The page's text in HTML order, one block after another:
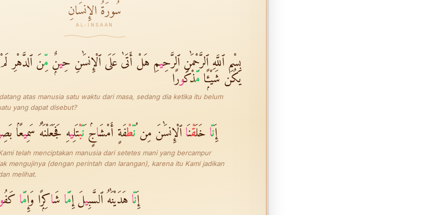
سُورَةُ الإِنسَانِ
AL-INSAAN
بِسْمِ ٱللَّهِ ٱلرَّحْمَٰنِ ٱلرَّحِيمِ هَلْ أَتَىٰ عَلَى ٱلْإِنسَٰنِ حِينٌۭ مِّنَ ٱلدَّهْرِ لَمْ
يَكُن شَيْـًۭٔا مَّذْكُورًا
atas manusia satu waktu dari masa, sedang dia ketika itu belum
yang dapat disebut?
إِنّا خَلَقْنَاٱلْإِنسَٰنَ مِننّطْفَةٍ أَمْشَاجٍۢنّبْتَلِيهِ فَجَعَلْنَٰهُ سَمِيعًۢا بَصِ
telah menciptakan manusia dari setetes mani yang bercampur
mengujinya (dengan perintah dan larangan), karena itu Kami jadikan
melihat.
إِنّا هَدَيْنَٰهُ ٱلسَّبِيلَ إِمّا شَاكِرًۭا وَإِمّا كَفُ